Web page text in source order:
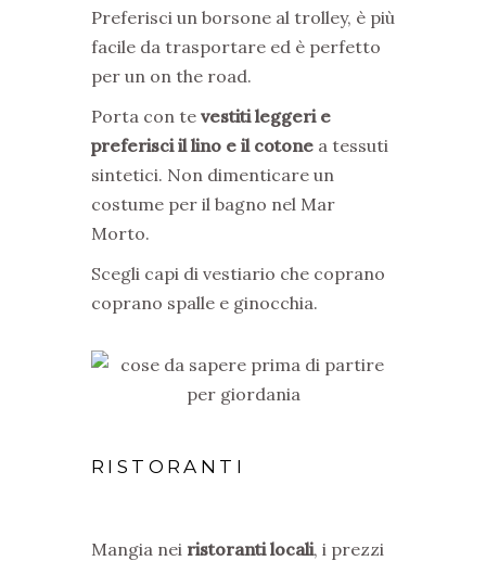
Preferisci un borsone al trolley, è più
facile da trasportare ed è perfetto
per un on the road.
Porta con te vestiti leggeri e
preferisci il lino e il cotone a tessuti
sintetici. Non dimenticare un
costume per il bagno nel Mar
Morto.
Scegli capi di vestiario che coprano
coprano spalle e ginocchia.
RISTORANTI
Mangia nei ristoranti locali, i prezzi